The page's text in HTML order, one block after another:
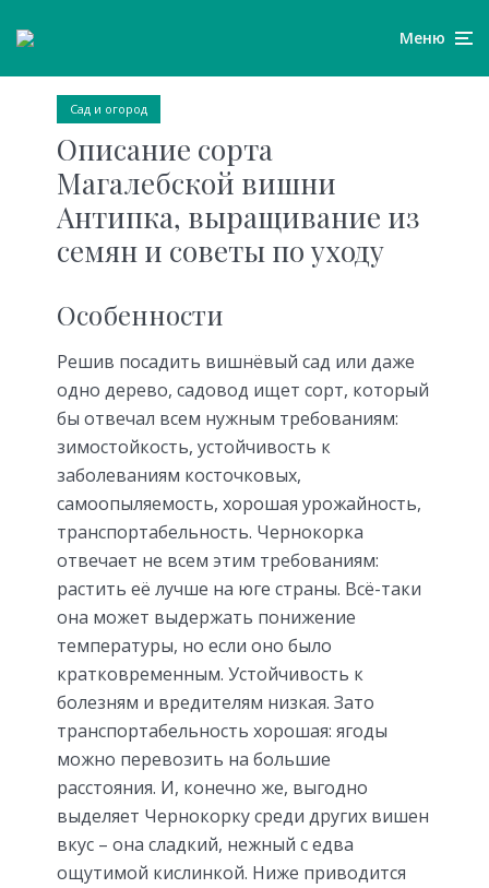
Меню
Сад и огород
Описание сорта
Магалебской вишни
Антипка, выращивание из
семян и советы по уходу
Особенности
Решив посадить вишнёвый сад или даже
одно дерево, садовод ищет сорт, который
бы отвечал всем нужным требованиям:
зимостойкость, устойчивость к
заболеваниям косточковых,
самоопыляемость, хорошая урожайность,
транспортабельность. Чернокорка
отвечает не всем этим требованиям:
растить её лучше на юге страны. Всё-таки
она может выдержать понижение
температуры, но если оно было
кратковременным. Устойчивость к
болезням и вредителям низкая. Зато
транспортабельность хорошая: ягоды
можно перевозить на большие
расстояния. И, конечно же, выгодно
выделяет Чернокорку среди других вишен
вкус – она сладкий, нежный с едва
ощутимой кислинкой. Ниже приводится